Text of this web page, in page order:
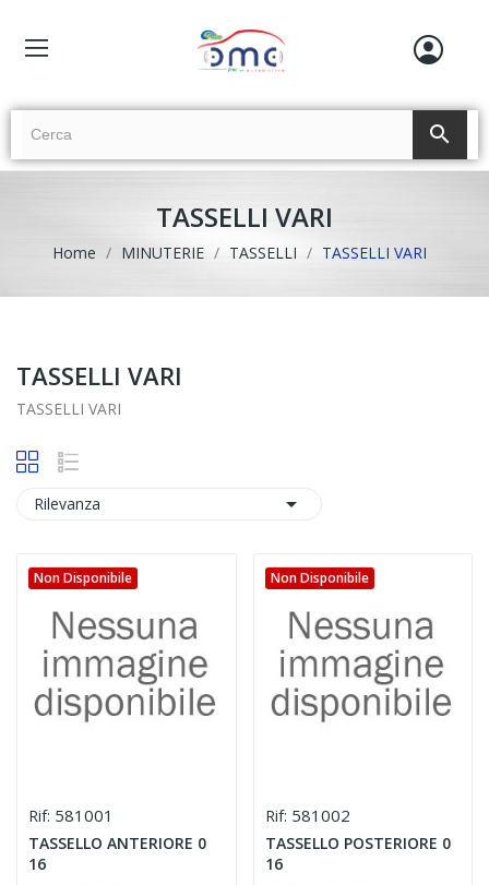
search
TASSELLI VARI
Home MINUTERIE TASSELLI TASSELLI VARI
TASSELLI VARI
TASSELLI VARI
Rilevanza 
Non Disponibile
Rif: 581001
TASSELLO ANTERIORE 0
16
Non Disponibile
Rif: 581002
TASSELLO POSTERIORE 0
16